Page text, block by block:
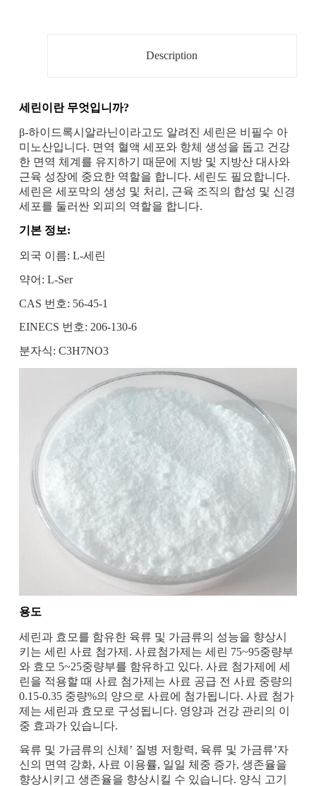
Description
세린이란 무엇입니까?
β-하이드록시알라닌이라고도 알려진 세린은 비필수 아
미노산입니다. 면역 혈액 세포와 항체 생성을 돕고 건강
한 면역 체계를 유지하기 때문에 지방 및 지방산 대사와
근육 성장에 중요한 역할을 합니다. 세린도 필요합니다.
세린은 세포막의 생성 및 처리, 근육 조직의 합성 및 신경
세포를 둘러싼 외피의 역할을 합니다.
기본 정보:
외국 이름: L-세린
약어: L-Ser
CAS 번호: 56-45-1
EINECS 번호: 206-130-6
분자식: C3H7NO3
용도
세린과 효모를 함유한 육류 및 가금류의 성능을 향상시
키는 세린 사료 첨가제. 사료첨가제는 세린 75~95중량부
와 효모 5~25중량부를 함유하고 있다. 사료 첨가제에 세
린을 적용할 때 사료 첨가제는 사료 공급 전 사료 중량의
0.15-0.35 중량%의 양으로 사료에 첨가됩니다. 사료 첨가
제는 세린과 효모로 구성됩니다. 영양과 건강 관리의 이
중 효과가 있습니다.
육류 및 가금류의 신체’ 질병 저항력, 육류 및 가금류’자
신의 면역 강화, 사료 이용률, 일일 체중 증가, 생존율을
향상시키고 생존율을 향상시킬 수 있습니다. 양식 고기